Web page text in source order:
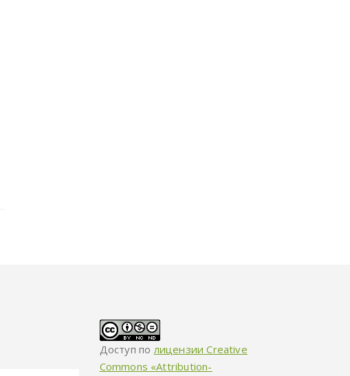
Доступ полицензии Creative
Commons «Attribution-